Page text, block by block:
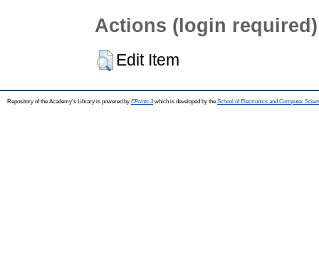
Actions (login required)
Edit Item
Repository of the Academy's Library is powered by EPrints 3which is developed by the School of Electronics and Computer